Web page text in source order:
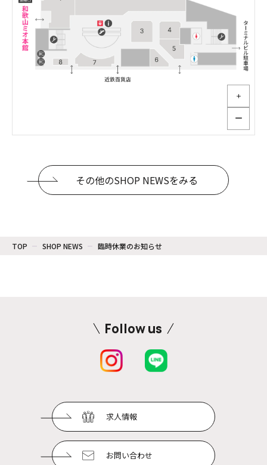
＋
ー
その他のSHOP NEWSをみる
TOP SHOP NEWS 臨時休業のお知らせ
Follow us
求人情報
お問い合わせ